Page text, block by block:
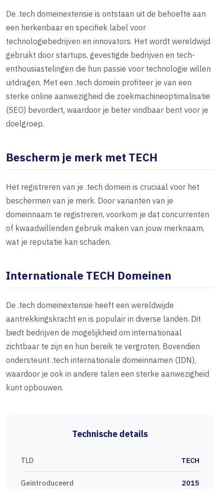
De .tech domeinextensie is ontstaan uit de behoefte aan
een herkenbaar en specifiek label voor
technologiebedrijven en innovators. Het wordt wereldwijd
gebruikt door startups, gevestigde bedrijven en tech-
enthousiastelingen die hun passie voor technologie willen
uitdragen. Met een .tech domein profiteer je van een
sterke online aanwezigheid die zoekmachineoptimalisatie
(SEO) bevordert, waardoor je beter vindbaar bent voor je
doelgroep.
Bescherm je merk met TECH
Het registreren van je .tech domein is cruciaal voor het
beschermen van je merk. Door varianten van je
domeinnaam te registreren, voorkom je dat concurrenten
of kwaadwillenden gebruik maken van jouw merknaam,
wat je reputatie kan schaden.
Internationale TECH Domeinen
De .tech domeinextensie heeft een wereldwijde
aantrekkingskracht en is populair in diverse landen. Dit
biedt bedrijven de mogelijkheid om internationaal
zichtbaar te zijn en hun bereik te vergroten. Bovendien
ondersteunt .tech internationale domeinnamen (IDN),
waardoor je ook in andere talen een sterke aanwezigheid
kunt opbouwen.
Technische details
TLD TECH
Geïntroduceerd 2015